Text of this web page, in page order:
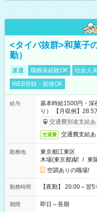
<タイパ抜群>和菓子
勤）
派遣 職種未経験OK 社会人
WEB登録・面接OK
給与
基本時給1500円・
り） 【月収例】28.5
合）交通費別途支給あ
交通費 交通費支給あ
勤務地
東京都江東区
木場(東京都)駅 / 東
空調ありの職場!
勤務時間 【夜勤】 20:00～翌
期間 即日～長期